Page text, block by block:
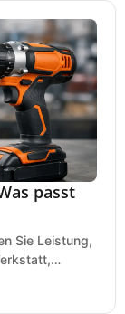
passt
Sie Leistung,